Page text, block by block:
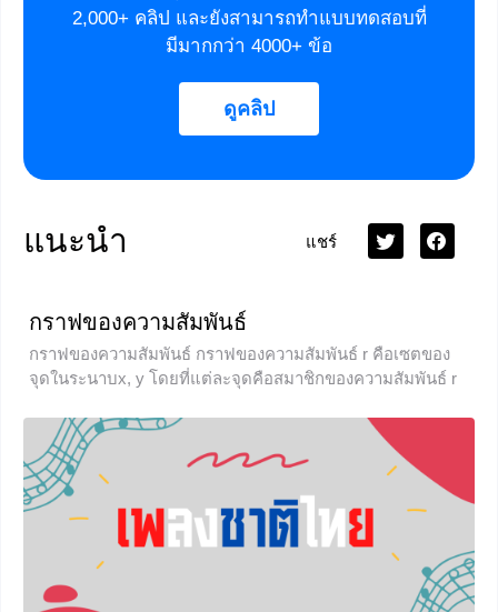
2,000+ คลิป และยังสามารถทำแบบทดสอบที่
มีมากกว่า 4000+ ข้อ
ดูคลิป
แนะนำ แชร์
กราฟของความสัมพันธ์
กราฟของความสัมพันธ์ กราฟของความสัมพันธ์ r คือเซตของ
จุดในระนาบx, y โดยที่แต่ละจุดคือสมาชิกของความสัมพันธ์ r
r ที่มีสมาชิกในเซตคือคู่อันดับแล้ว เราก็นำคู่อันดับแต่ละคู่มา
เขียนกราฟนั่นเอง เช่น r = {(1, 1), (1, 2), (2, 2), (3, 4)} นำมา
เขียนกราฟของความสัมพันธ์